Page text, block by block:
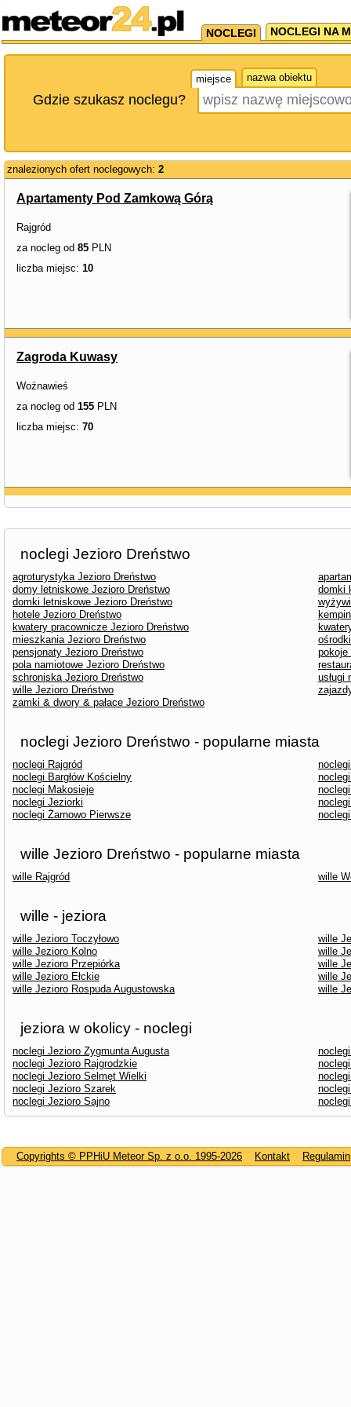
NOCLEGI NOCLEGI NA
miejsce nazwa obiektu
Gdzie szukasz noclegu?
znalezionych ofert noclegowych: 2
Apartamenty Pod Zamkową Górą
Rajgród
za nocleg od 85 PLN
liczba miejsc: 10
Zagroda Kuwasy
Woźnawieś
za nocleg od 155 PLN
liczba miejsc: 70
noclegi Jezioro Dreństwo
agroturystyka Jezioro Dreństwo
domy letniskowe Jezioro Dreństwo
domki
domki letniskowe Jezioro Dreństwo
hotele Jezioro Dreństwo
kwatery pracownicze Jezioro Dreństwo
mieszkania Jezioro Dreństwo
pensjonaty Jezioro Dreństwo
pokoje
pola namiotowe Jezioro Dreństwo
schroniska Jezioro Dreństwo
usługi
wille Jezioro Dreństwo
zamki & dwory & pałace Jezioro Dreństwo
noclegi Jezioro Dreństwo - popularne miasta
noclegi Rajgród
noclegi Bargłów Kościelny
noclegi Makosieje
noclegi Jeziorki
noclegi Żarnowo Pierwsze
wille Jezioro Dreństwo - popularne miasta
wille Rajgród wille
wille - jeziora
wille Jezioro Toczyłowo
wille
wille Jezioro Kolno
wille
wille Jezioro Przepiórka
wille
wille Jezioro Ełckie
wille
wille Jezioro Rospuda Augustowska
wille
jeziora w okolicy - noclegi
noclegi Jezioro Zygmunta Augusta
noclegi Jezioro Rajgrodzkie
noclegi Jezioro Selmęt Wielki
noclegi Jezioro Szarek
noclegi Jezioro Sajno
Copyrights © PPHiU Meteor Sp. z o.o. 1995-2026 Kontakt Regulamin